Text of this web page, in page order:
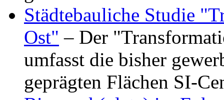
Städtebauliche Studie
Ost" – Der
umfasst die bisher
geprägten Flächen SI-